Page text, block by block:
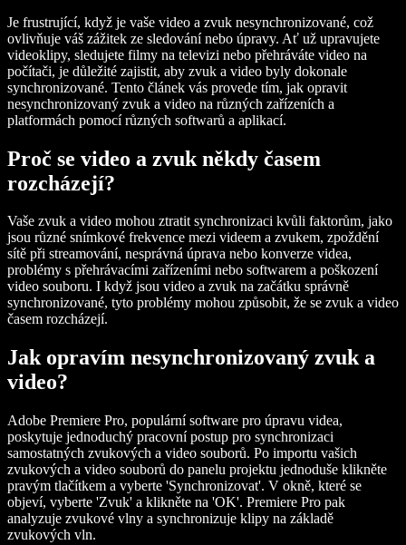
Je frustrující, když je vaše video a zvuk nesynchronizované, což
ovlivňuje váš zážitek ze sledování nebo úpravy. Ať už upravujete
videoklipy, sledujete filmy na televizi nebo přehráváte video na
počítači, je důležité zajistit, aby zvuk a video byly dokonale
synchronizované. Tento článek vás provede tím, jak opravit
nesynchronizovaný zvuk a video na různých zařízeních a
platformách pomocí různých softwarů a aplikací.
Proč se video a zvuk někdy časem
rozcházejí?
Vaše zvuk a video mohou ztratit synchronizaci kvůli faktorům, jako
jsou různé snímkové frekvence mezi videem a zvukem, zpoždění
sítě při streamování, nesprávná úprava nebo konverze videa,
problémy s přehrávacími zařízeními nebo softwarem a poškození
video souboru. I když jsou video a zvuk na začátku správně
synchronizované, tyto problémy mohou způsobit, že se zvuk a video
časem rozcházejí.
Jak opravím nesynchronizovaný zvuk a
video?
Adobe Premiere Pro, populární software pro úpravu videa,
poskytuje jednoduchý pracovní postup pro synchronizaci
samostatných zvukových a video souborů. Po importu vašich
zvukových a video souborů do panelu projektu jednoduše klikněte
pravým tlačítkem a vyberte 'Synchronizovat'. V okně, které se
objeví, vyberte 'Zvuk' a klikněte na 'OK'. Premiere Pro pak
analyzuje zvukové vlny a synchronizuje klipy na základě
zvukových vln.